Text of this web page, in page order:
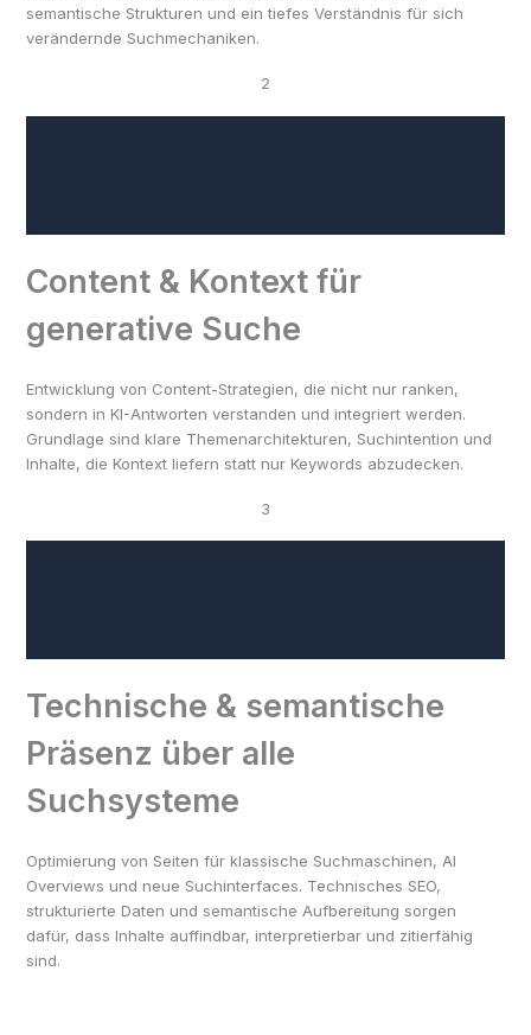
semantische Strukturen und ein tiefes Verständnis für sich
verändernde Suchmechaniken.
2
Content & Kontext für
generative Suche
Entwicklung von Content-Strategien, die nicht nur ranken,
sondern in KI-Antworten verstanden und integriert werden.
Grundlage sind klare Themenarchitekturen, Suchintention und
Inhalte, die Kontext liefern statt nur Keywords abzudecken.
3
Technische & semantische
Präsenz über alle
Suchsysteme
Optimierung von Seiten für klassische Suchmaschinen, AI
Overviews und neue Suchinterfaces. Technisches SEO,
strukturierte Daten und semantische Aufbereitung sorgen
dafür, dass Inhalte auffindbar, interpretierbar und zitierfähig
sind.